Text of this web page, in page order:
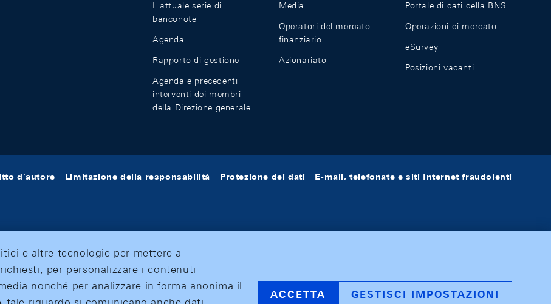
L'attuale serie di
banconote
Agenda
Rapporto di gestione
Agenda e precedenti
interventi dei membri
della Direzione generale
Media
Operatori del mercato
finanziario
Azionariato
Portale di dati della BNS
Operazioni di mercato
eSurvey
Posizioni vacanti
d'autore Limitazione della responsabilità Protezione dei dati E-mail, telefonate e siti Internet fraudolenti
e altre tecnologie per mettere a
per personalizzare i contenuti
nonché per analizzare in forma anonima il
ACCETTA GESTISCI IMPOSTAZIONI